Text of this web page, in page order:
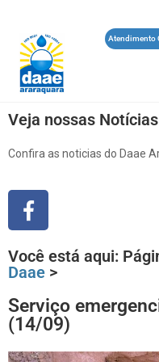
Atendimento
Veja nossas
Confira as noticias do Daae
Você está aqui:
Daae >
Serviço
(14/09)